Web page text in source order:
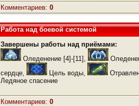
Комментариев:0
Работа над боевой системой
Завершены работы над приёмами:
Оледенение [4]-[11],
сердце,
Цель воды,
Ледяное спасение
Комментариев:0